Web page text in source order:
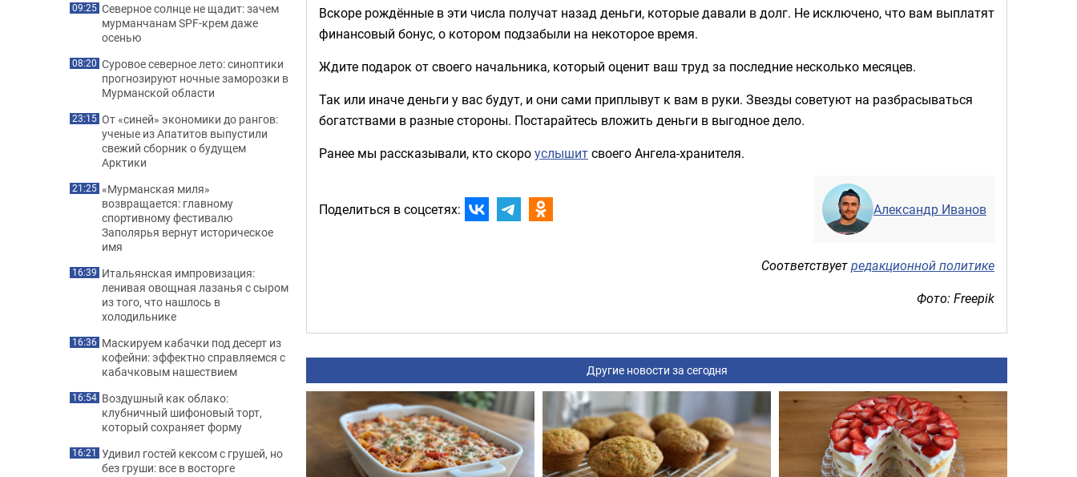
Вскоре рождённые в эти числа получат назад деньги, которые давали в долг. Не исключено, что вам выплатят
финансовый бонус, о котором подзабыли на некоторое время.
Ждите подарок от своего начальника, который оценит ваш труд за последние несколько месяцев.
Так или иначе деньги у вас будут, и они сами приплывут к вам в руки. Звезды советуют на разбрасываться
богатствами в разные стороны. Постарайтесь вложить деньги в выгодное дело.
Ранее мы рассказывали, кто скороуслышитсвоего Ангела-хранителя.
Поделиться в соцсетях: Александр Иванов
Соответствуетредакционной политике
Фото: Freepik
Другие новости за сегодня
09:25 Северное солнце не щадит: зачем
мурманчанам SPF-крем даже
осенью
08:20 Суровое северное лето: синоптики
прогнозируют ночные заморозки в
Мурманской области
23:15 От «синей» экономики до рангов:
ученые из Апатитов выпустили
свежий сборник о будущем
Арктики
21:25 «Мурманская миля»
возвращается: главному
спортивному фестивалю
Заполярья вернут историческое
имя
16:39 Итальянская импровизация:
ленивая овощная лазанья с сыром
из того, что нашлось в
холодильнике
16:36 Маскируем кабачки под десерт из
кофейни: эффектно справляемся с
кабачковым нашествием
16:54 Воздушный как облако:
клубничный шифоновый торт,
который сохраняет форму
16:21 Удивил гостей кексом с грушей, но
без груши: все в восторге